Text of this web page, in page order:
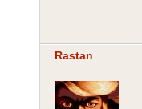
Rastan